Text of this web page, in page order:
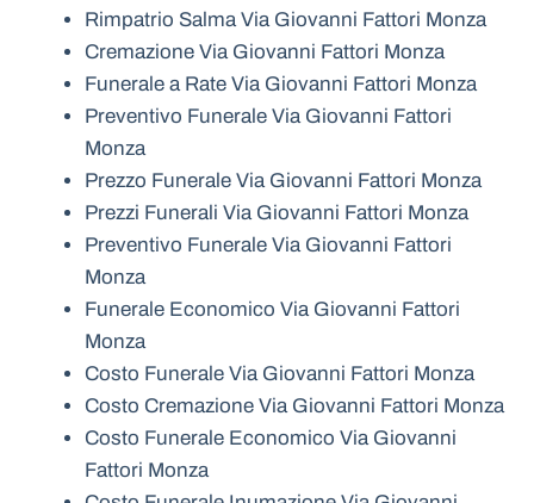
Rimpatrio Salma Via Giovanni Fattori Monza
Cremazione Via Giovanni Fattori Monza
Funerale a Rate Via Giovanni Fattori Monza
Preventivo Funerale Via Giovanni Fattori
Monza
Prezzo Funerale Via Giovanni Fattori Monza
Prezzi Funerali Via Giovanni Fattori Monza
Preventivo Funerale Via Giovanni Fattori
Monza
Funerale Economico Via Giovanni Fattori
Monza
Costo Funerale Via Giovanni Fattori Monza
Costo Cremazione Via Giovanni Fattori Monza
Costo Funerale Economico Via Giovanni
Fattori Monza